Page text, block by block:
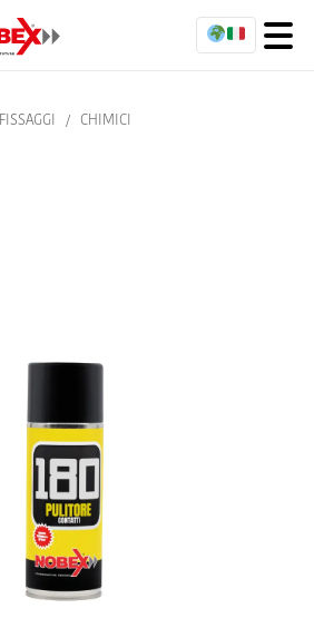
FISSAGGI / CHIMICI